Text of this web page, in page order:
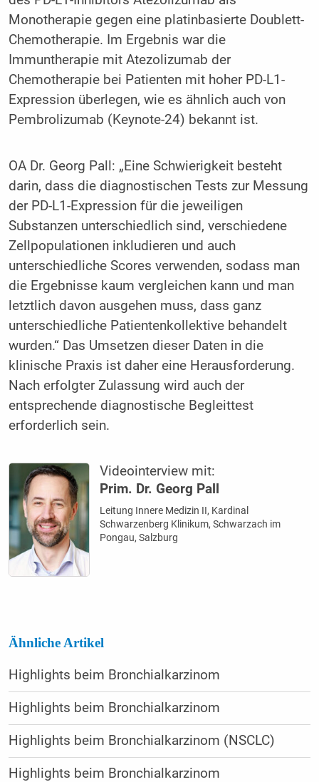
Monotherapie gegen eine platinbasierte Doublett-
Chemotherapie. Im Ergebnis war die
Immuntherapie mit Atezolizumab der
Chemotherapie bei Patienten mit hoher PD-L1-
Expression überlegen, wie es ähnlich auch von
Pembrolizumab (Keynote-24) bekannt ist.
OA Dr. Georg Pall: „Eine Schwierigkeit besteht
darin, dass die diagnostischen Tests zur Messung
der PD-L1-Expression für die jeweiligen
Substanzen unterschiedlich sind, verschiedene
Zellpopulationen inkludieren und auch
unterschiedliche Scores verwenden, sodass man
die Ergebnisse kaum vergleichen kann und man
letztlich davon ausgehen muss, dass ganz
unterschiedliche Patientenkollektive behandelt
wurden.“ Das Umsetzen dieser Daten in die
klinische Praxis ist daher eine Herausforderung.
Nach erfolgter Zulassung wird auch der
entsprechende diagnostische Begleittest
erforderlich sein.
Videointerview mit:
Prim. Dr. Georg Pall
Leitung Innere Medizin II, Kardinal
Schwarzenberg Klinikum, Schwarzach im
Pongau, Salzburg
Ähnliche Artikel
Highlights beim Bronchialkarzinom
Highlights beim Bronchialkarzinom
Highlights beim Bronchialkarzinom (NSCLC)
Highlights beim Bronchialkarzinom